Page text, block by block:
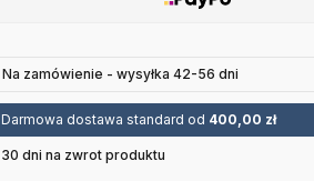
Na zamówienie - wysyłka 42-56 dni
Darmowa dostawa standard od 400,00 zł
30 dni na zwrot produktu